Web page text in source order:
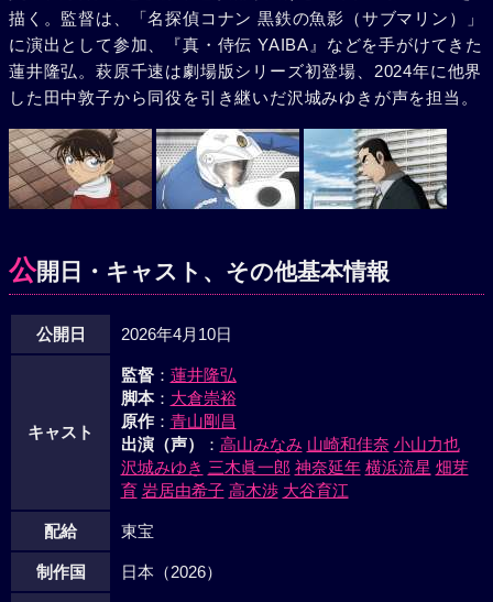
描く。監督は、「名探偵コナン 黒鉄の魚影（サブマリン）」
に演出として参加、『真・侍伝 YAIBA』などを手がけてきた
蓮井隆弘。萩原千速は劇場版シリーズ初登場、2024年に他界
した田中敦子から同役を引き継いだ沢城みゆきが声を担当。
公開日・キャスト、その他基本情報
公開日 2026年4月10日
キャスト
監督： 蓮井隆弘
脚本： 大倉崇裕
原作： 青山剛昌
出演（声）
： 高山みなみ 山崎和佳奈 小山力也
沢城みゆき 三木眞一郎 神奈延年 横浜流星 畑芽
育 岩居由希子 高木渉 大谷育江
配給 東宝
制作国 日本（2026）